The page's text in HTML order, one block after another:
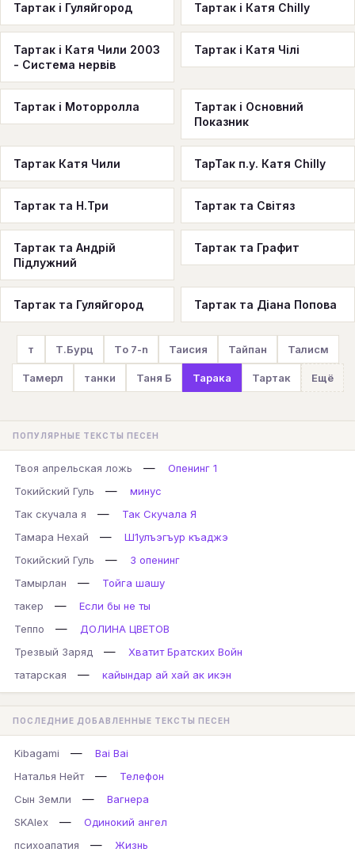
Тартак і Гуляйгород Тартак і Катя Chilly
Тартак і Катя Чили 2003
- Система нервів
Тартак і Катя Чілі
Тартак і Моторролла
Тартак і Основний
Показник
Тартак Катя Чили ТарТак п.у. Катя Chilly
Тартак та Н.Три Тартак та Cвітяз
Тартак та Андрій
Підлужний
Тартак та Графит
Тартак та Гуляйгород Тартак та Діана Попова
т Т.Бурц Тo 7-n Таисия Тайпан Талисм
Тамерл танки Таня Б Тарака Тартак Ещё
ПОПУЛЯРНЫЕ ТЕКСТЫ ПЕСЕН
Твоя апрельская ложь —
Опенинг 1
Токийский Гуль
—
минус
Так скучала я
—
Так Скучала Я
Тамара Нехай
—
Ш1улъэгъур къаджэ
Токийский Гуль
—
3 опенинг
Тамырлан
—
Тойга шашу
такер
—
Если бы не ты
Теппо
—
ДОЛИНА ЦВЕТОВ
Трезвый Заряд
—
Хватит Братских Войн
татарская
— кайындар ай хай ак икэн
ПОСЛЕДНИЕ ДОБАВЛЕННЫЕ ТЕКСТЫ ПЕСЕН
Kibagami —
Bai Bai
Наталья Нейт
—
Телефон
Сын Земли
—
Вагнера
SKAlex
—
Одинокий ангел
психоапатия
— Жизнь